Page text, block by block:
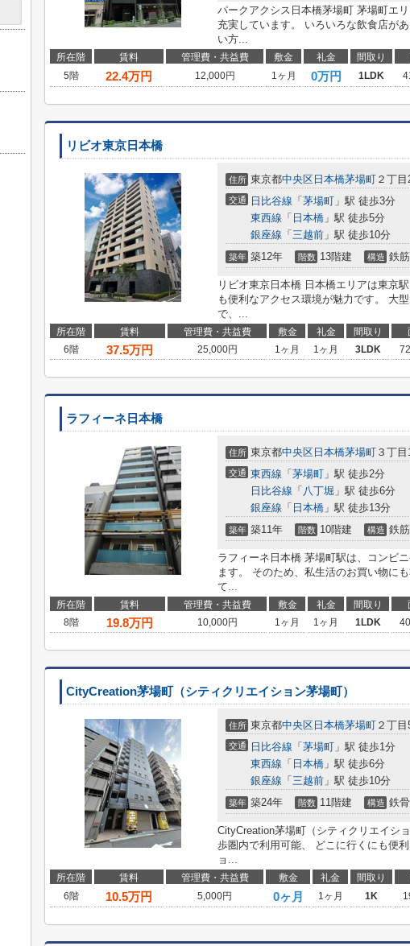
パークアクシス日本橋茅場町 茅場町エ
充実しています。 いろいろな飲食店が
い方...
所在階 賃料 管理費・共益費 敷金 礼金 間取り
5階
22.4万円 12,000円 1ヶ月 0万円 1LDK
リビオ東京日本橋
住所 東京都中央区 日本橋茅場町 ２丁
交通 日比谷線 「 茅場町 」駅 徒歩3分
東西線 「 日本橋 」駅 徒歩5分
銀座線 「 三越前 」駅 徒歩10分
築年 築12年 階数 13階建 構造 鉄
リビオ東京日本橋 日本橋エリアは東京
も便利なアクセス環境が魅力です。 大
で、...
所在階 賃料 管理費・共益費 敷金 礼金 間取り
6階
37.5万円 25,000円 1ヶ月 1ヶ月 3LDK
ラフィーネ日本橋
住所 東京都中央区 日本橋茅場町 ３丁
交通 東西線 「 茅場町 」駅 徒歩2分
日比谷線 「 八丁堀 」駅 徒歩6分
銀座線 「 日本橋 」駅 徒歩13分
築年 築11年 階数 10階建 構造 鉄
ラフィーネ日本橋 茅場町駅は、コンビ
ます。 そのため、私生活のお買い物に
て...
所在階 賃料 管理費・共益費 敷金 礼金 間取り
8階
19.8万円 10,000円 1ヶ月 1ヶ月 1LDK
CityCreation茅場町（シティクリエイション茅場町）
住所 東京都中央区 日本橋茅場町 ２丁目
交通 日比谷線 「 茅場町 」駅 徒歩1分
東西線 「 日本橋 」駅 徒歩6分
銀座線 「 三越前 」駅 徒歩10分
築年 築24年 階数 11階建 構造 鉄
CityCreation茅場町（シティクリエイシ
歩圏内で利用可能、 どこに行くにも便
ョ...
所在階 賃料 管理費・共益費 敷金 礼金 間取り
6階
10.5万円 5,000円 0ヶ月 1ヶ月 1K